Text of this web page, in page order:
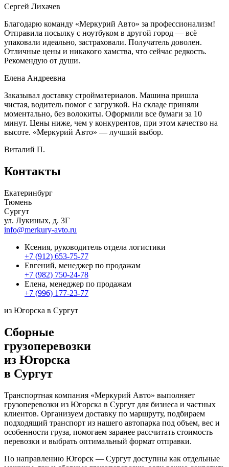
Сергей Лихачев
Благодарю команду «Меркурий Авто» за профессионализм!
Отправила посылку с ноутбуком в другой город — всё
упаковали идеально, застраховали. Получатель доволен.
Отличные цены и никакого хамства, что сейчас редкость.
Рекомендую от души.
Елена Андреевна
Заказывал доставку стройматериалов. Машина пришла
чистая, водитель помог с загрузкой. На складе приняли
моментально, без волокиты. Оформили все бумаги за 10
минут. Цены ниже, чем у конкурентов, при этом качество на
высоте. «Меркурий Авто» — лучший выбор.
Виталий П.
Контакты
Екатеринбург
Тюмень
Сургут
ул. Лукиных, д. 3Г
info@merkury-avto.ru
Ксения, руководитель отдела логистики
+7 (912) 653-75-77
Евгений, менеджер по продажам
+7 (982) 750-24-78
Елена, менеджер по продажам
+7 (996) 177-23-77
из Югорска в Сургут
Сборные
грузоперевозки
из Югорска
в Сургут
Транспортная компания «Меркурий Авто» выполняет
грузоперевозки из Югорска в Сургут для бизнеса и частных
клиентов. Организуем доставку по маршруту, подбираем
подходящий транспорт из нашего автопарка под объем, вес и
особенности груза, помогаем заранее рассчитать стоимость
перевозки и выбрать оптимальный формат отправки.
По направлению Югорск — Сургут доступны как отдельные